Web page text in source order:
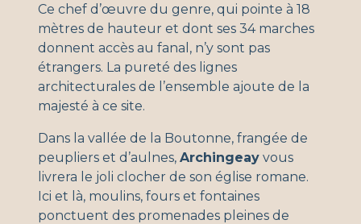
Ce chef d’œuvre du genre, qui pointe à 18
mètres de hauteur et dont ses 34 marches
donnent accès au fanal, n’y sont pas
étrangers. La pureté des lignes
architecturales de l’ensemble ajoute de la
majesté à ce site.
Dans la vallée de la Boutonne, frangée de
peupliers et d’aulnes,Archingeay vous
livrera le joli clocher de son église romane.
Ici et là, moulins, fours et fontaines
ponctuent des promenades pleines de